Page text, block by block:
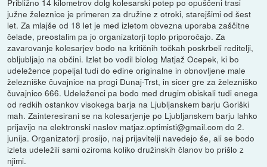
južne železnice je primeren za družine z otroki, starejšimi od šest
let. Za mlajše od 18 let je med izletom obvezna uporaba zaščitne
čelade, preostalim pa jo organizatorji toplo priporočajo. Za
zavarovanje kolesarjev bodo na kritičnih točkah poskrbeli reditelji,
obljubljajo na občini. Izlet bo vodil biolog Matjaž Ocepek, ki bo
udeležence popeljal tudi do edine originalne in obnovljene male
železniške čuvajnice na progi Dunaj-Trst, in sicer gre za železniško
čuvajnico 666. Udeleženci pa bodo med drugim obiskali tudi enega
od redkih ostankov visokega barja na Ljubljanskem barju Goriški
mah. Zainteresirani se na kolesarjenje po Ljubljanskem barju lahko
prijavijo na elektronski naslov matjaz.optimisti@gmail.com do 2.
junija. Organizatorji prosijo, naj prijavitelji navedejo še, ali se bodo
izleta udeležili sami oziroma koliko družinskih članov bo prišlo z
njimi.